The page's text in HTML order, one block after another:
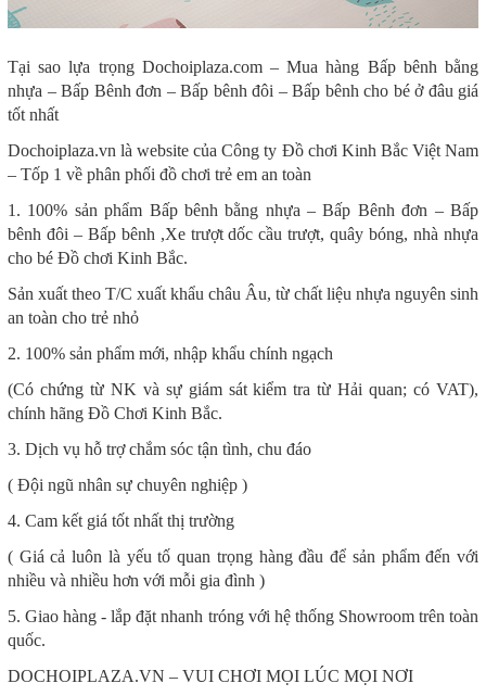
Tại sao lựa trọng Dochoiplaza.com – Mua hàng Bấp bênh bằng
nhựa – Bấp Bênh đơn – Bấp bênh đôi – Bấp bênh cho bé ở đâu giá
tốt nhất
Dochoiplaza.vn là website của Công ty Đồ chơi Kinh Bắc Việt Nam
– Tốp 1 về phân phối đồ chơi trẻ em an toàn
1. 100% sản phẩm Bấp bênh bằng nhựa – Bấp Bênh đơn – Bấp
bênh đôi – Bấp bênh ,Xe trượt dốc cầu trượt, quây bóng, nhà nhựa
cho bé Đồ chơi Kinh Bắc.
Sản xuất theo T/C xuất khẩu châu Âu, từ chất liệu nhựa nguyên sinh
an toàn cho trẻ nhỏ
2. 100% sản phẩm mới, nhập khẩu chính ngạch
(Có chứng từ NK và sự giám sát kiểm tra từ Hải quan; có VAT),
chính hãng Đồ Chơi Kinh Bắc.
3. Dịch vụ hỗ trợ chắm sóc tận tình, chu đáo
( Đội ngũ nhân sự chuyên nghiệp )
4. Cam kết giá tốt nhất thị trường
( Giá cả luôn là yếu tố quan trọng hàng đầu để sản phẩm đến với
nhiều và nhiều hơn với mỗi gia đình )
5. Giao hàng - lắp đặt nhanh tróng với hệ thống Showroom trên toàn
quốc.
DOCHOIPLAZA.VN – VUI CHƠI MỌI LÚC MỌI NƠI